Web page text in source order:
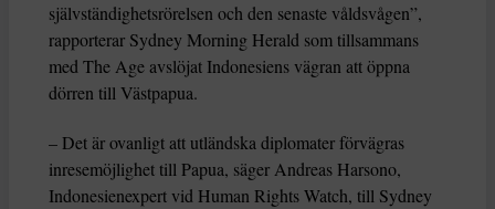
självständighetsrörelsen och den senaste våldsvågen”,
rapporterar Sydney Morning Herald som tillsammans
med The Age avslöjat Indonesiens vägran att öppna
dörren till Västpapua.
– Det är ovanligt att utländska diplomater förvägras
inresemöjlighet till Papua, säger Andreas Harsono,
Indonesienexpert vid Human Rights Watch, till Sydney